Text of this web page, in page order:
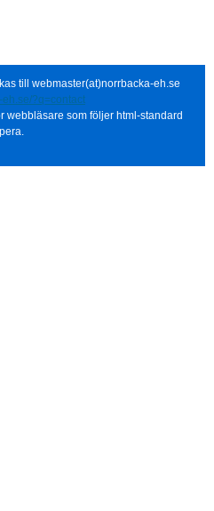
till webmaster(at)norrbacka-eh.se
eh.se/?q=contact
webbläsare som följer html-standard